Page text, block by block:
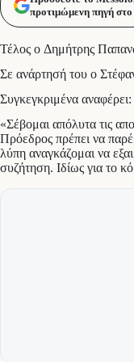
προτιμώμενη πηγή
Τέλος ο Δημήτρης
Σε ανάρτησή του ο
Συγκεγκριμένα αναφέρει:
«Σέβομαι απόλυτα τις
Πρόεδρος πρέπει να
λύπη αναγκάζομαι να
συζήτηση. Ιδίως για το